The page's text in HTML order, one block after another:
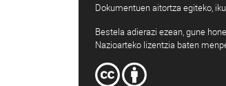
Dokumentuen aitortza egiteko,
Bestela adierazi ezean, gune
Nazioarteko lizentzia baten